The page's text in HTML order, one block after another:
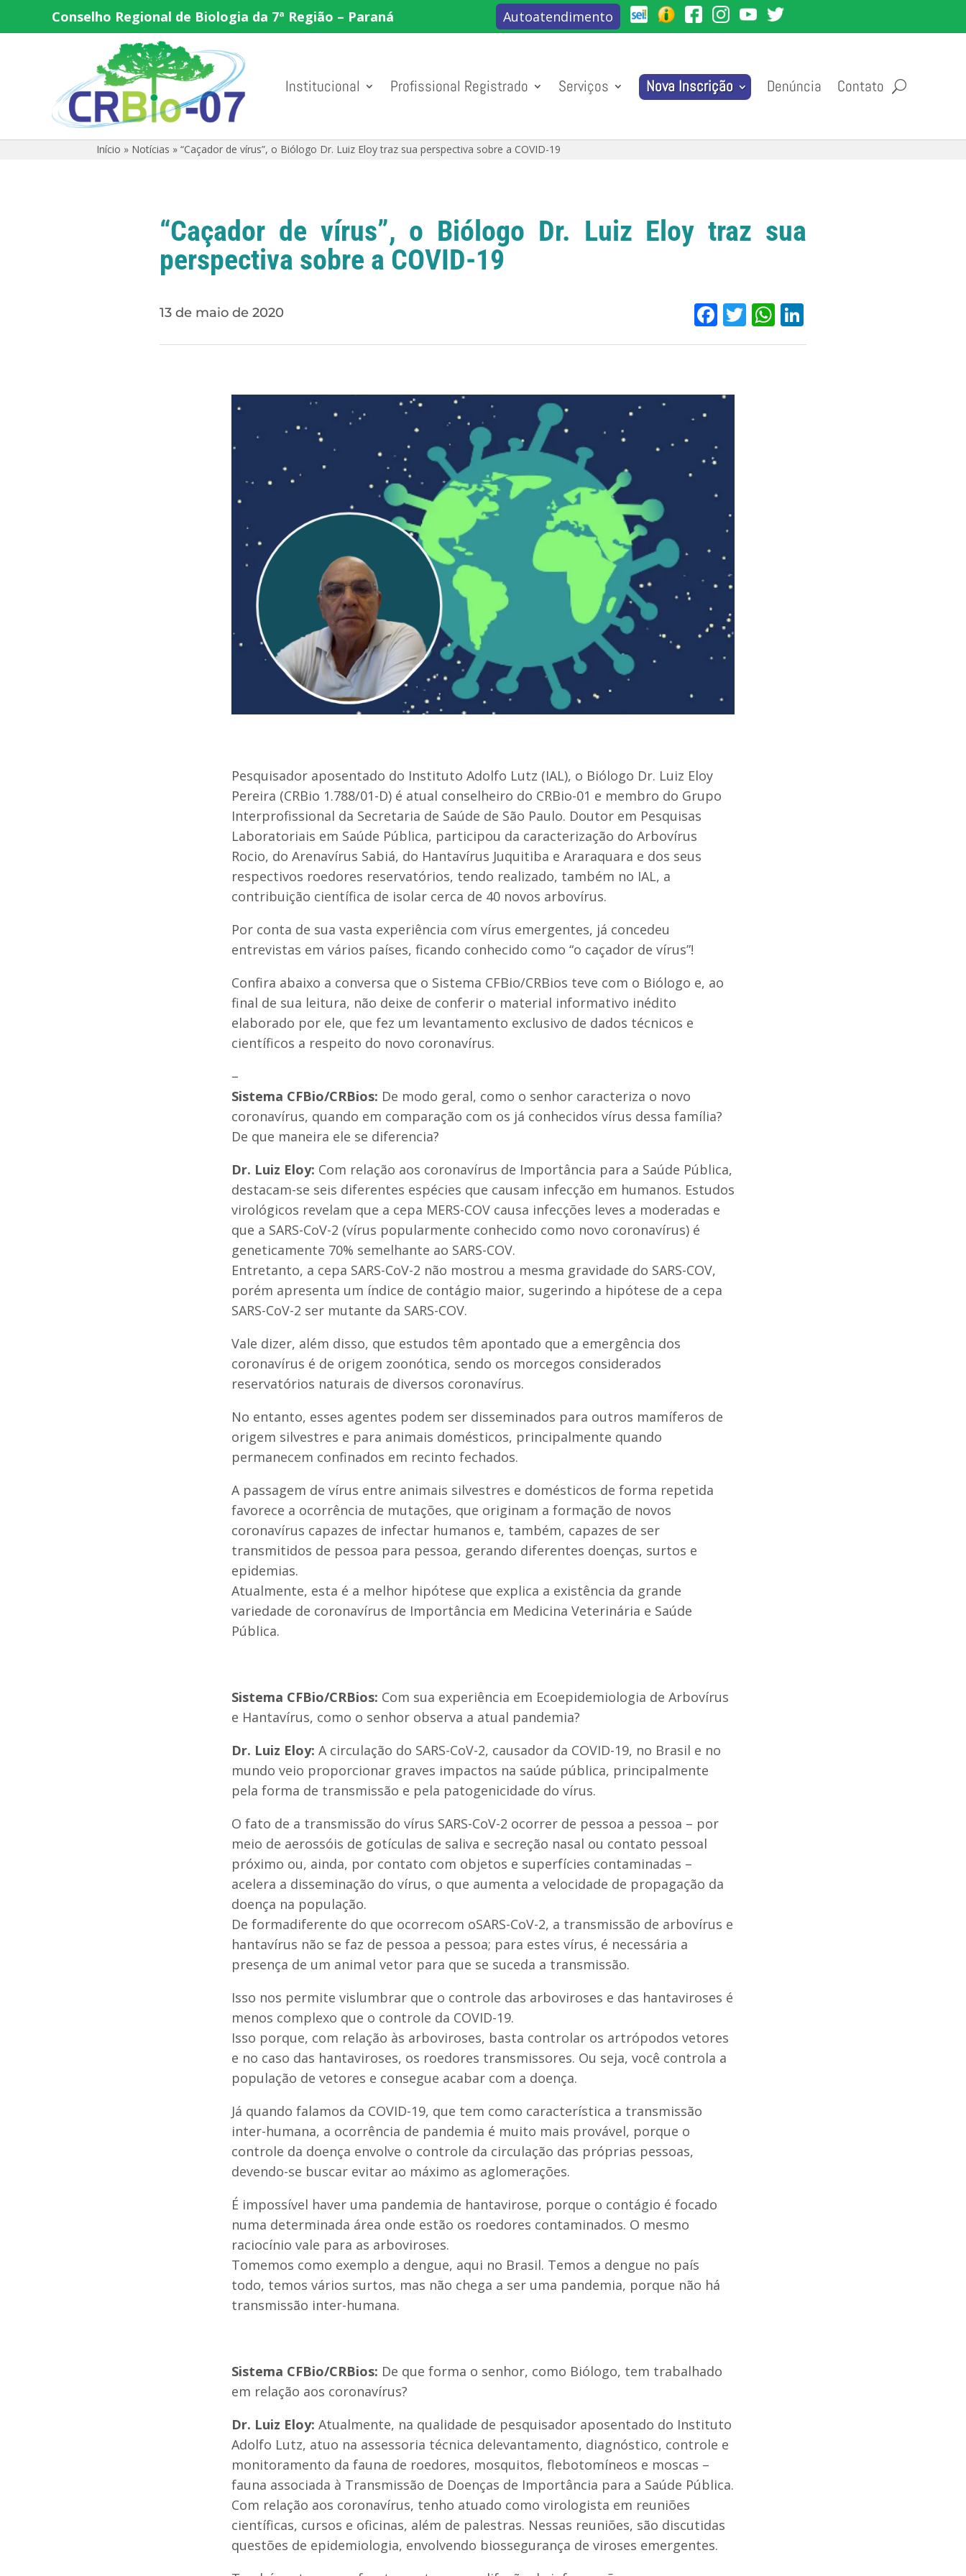
Conselho Regional de Biologia da 7ª Região – Paraná Autoatendimento
Institucional Profissional Registrado Serviços Nova Inscrição Denúncia Contato
Início » Notícias »“Caçador de vírus”, o Biólogo Dr. Luiz Eloy traz sua perspectiva sobre a COVID-19
“Caçador de vírus”, o Biólogo Dr. Luiz Eloy traz sua
perspectiva sobre a COVID-19
13 de maio de 2020 Facebook
TwitterWhatsApp
Pesquisador aposentado do Instituto Adolfo Lutz (IAL), o Biólogo Dr. Luiz Eloy
Pereira (CRBio 1.788/01-D) é atual conselheiro do CRBio-01 e membro do Grupo
Interprofissional da Secretaria de Saúde de São Paulo. Doutor em Pesquisas
Laboratoriais em Saúde Pública, participou da caracterização do Arbovírus
Rocio, do Arenavírus Sabiá, do Hantavírus Juquitiba e Araraquara e dos seus
respectivos roedores reservatórios, tendo realizado, também no IAL, a
contribuição científica de isolar cerca de 40 novos arbovírus.
Por conta de sua vasta experiência com vírus emergentes, já concedeu
entrevistas em vários países, ficando conhecido como “o caçador de vírus”!
Confira abaixo a conversa que o Sistema CFBio/CRBios teve com o Biólogo e, ao
final de sua leitura, não deixe de conferir o material informativo inédito
elaborado por ele, que fez um levantamento exclusivo de dados técnicos e
científicos a respeito do novo coronavírus.
–
Sistema CFBio/CRBios: De modo geral, como o senhor caracteriza o novo
coronavírus, quando em comparação com os já conhecidos vírus dessa família?
De que maneira ele se diferencia?
Dr. Luiz Eloy: Com relação aos coronavírus de Importância para a Saúde Pública,
destacam-se seis diferentes espécies que causam infecção em humanos. Estudos
virológicos revelam que a cepa MERS-COV causa infecções leves a moderadas e
que a SARS-CoV-2 (vírus popularmente conhecido como novo coronavírus) é
geneticamente 70% semelhante ao SARS-COV.
Entretanto, a cepa SARS-CoV-2 não mostrou a mesma gravidade do SARS-COV,
porém apresenta um índice de contágio maior, sugerindo a hipótese de a cepa
SARS-CoV-2 ser mutante da SARS-COV.
Vale dizer, além disso, que estudos têm apontado que a emergência dos
coronavírus é de origem zoonótica, sendo os morcegos considerados
reservatórios naturais de diversos coronavírus.
No entanto, esses agentes podem ser disseminados para outros mamíferos de
origem silvestres e para animais domésticos, principalmente quando
permanecem confinados em recinto fechados.
A passagem de vírus entre animais silvestres e domésticos de forma repetida
favorece a ocorrência de mutações, que originam a formação de novos
coronavírus capazes de infectar humanos e, também, capazes de ser
transmitidos de pessoa para pessoa, gerando diferentes doenças, surtos e
epidemias.
Atualmente, esta é a melhor hipótese que explica a existência da grande
variedade de coronavírus de Importância em Medicina Veterinária e Saúde
Pública.
Sistema CFBio/CRBios: Com sua experiência em Ecoepidemiologia de Arbovírus
e Hantavírus, como o senhor observa a atual pandemia?
Dr. Luiz Eloy: A circulação do SARS-CoV-2, causador da COVID-19, no Brasil e no
mundo veio proporcionar graves impactos na saúde pública, principalmente
pela forma de transmissão e pela patogenicidade do vírus.
O fato de a transmissão do vírus SARS-CoV-2 ocorrer de pessoa a pessoa – por
meio de aerossóis de gotículas de saliva e secreção nasal ou contato pessoal
próximo ou, ainda, por contato com objetos e superfícies contaminadas –
acelera a disseminação do vírus, o que aumenta a velocidade de propagação da
doença na população.
De formadiferente do que ocorrecom oSARS-CoV-2, a transmissão de arbovírus e
hantavírus não se faz de pessoa a pessoa; para estes vírus, é necessária a
presença de um animal vetor para que se suceda a transmissão.
Isso nos permite vislumbrar que o controle das arboviroses e das hantaviroses é
menos complexo que o controle da COVID-19.
Isso porque, com relação às arboviroses, basta controlar os artrópodos vetores
e no caso das hantaviroses, os roedores transmissores. Ou seja, você controla a
população de vetores e consegue acabar com a doença.
Já quando falamos da COVID-19, que tem como característica a transmissão
inter-humana, a ocorrência de pandemia é muito mais provável, porque o
controle da doença envolve o controle da circulação das próprias pessoas,
devendo-se buscar evitar ao máximo as aglomerações.
É impossível haver uma pandemia de hantavirose, porque o contágio é focado
numa determinada área onde estão os roedores contaminados. O mesmo
raciocínio vale para as arboviroses.
Tomemos como exemplo a dengue, aqui no Brasil. Temos a dengue no país
todo, temos vários surtos, mas não chega a ser uma pandemia, porque não há
transmissão inter-humana.
Sistema CFBio/CRBios: De que forma o senhor, como Biólogo, tem trabalhado
em relação aos coronavírus?
Dr. Luiz Eloy: Atualmente, na qualidade de pesquisador aposentado do Instituto
Adolfo Lutz, atuo na assessoria técnica delevantamento, diagnóstico, controle e
monitoramento da fauna de roedores, mosquitos, flebotomíneos e moscas –
fauna associada à Transmissão de Doenças de Importância para a Saúde Pública.
Com relação aos coronavírus, tenho atuado como virologista em reuniões
científicas, cursos e oficinas, além de palestras. Nessas reuniões, são discutidas
questões de epidemiologia, envolvendo biossegurança de viroses emergentes.